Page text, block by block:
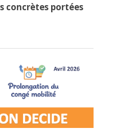
concrètes portées